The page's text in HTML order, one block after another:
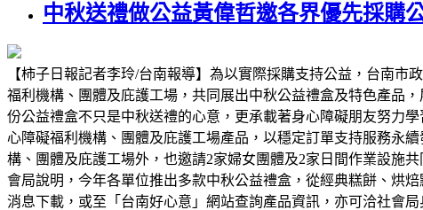
中秋送禮做公益黃偉哲邀各界優先採購
【柿子日報記者李玲/台南報導】為以實際採購支持公益，台南
福利機構、團體及庇護工場，共同展出中秋公益禮盒及特色產品
份公益禮盒不只是中秋送禮的心意，更承載著身心障礙朋友努力
心障礙福利機構、團體及庇護工場產品，以穩定訂單支持服務永
構、團體及庇護工場外，也邀請2家婦女團體及2家日間作業設施
會局說明，今年各單位推出多款中秋公益禮盒，從經典糕餅、烘
消息下載，或至「台南好心意」網站查詢產品資訊，亦可洽社會